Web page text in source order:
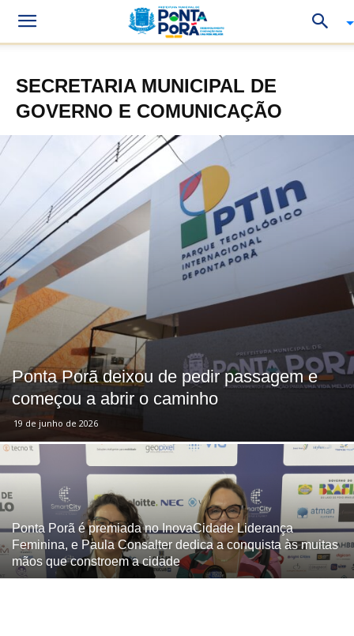
SECRETARIA MUNICIPAL DE
GOVERNO E COMUNICAÇÃO
Ponta Porã deixou de pedir passagem e
começou a abrir o caminho
19 de junho de 2026
Ponta Porã é premiada no InovaCidade Liderança
Feminina, e Paula Consalter dedica a conquista às muitas
mãos que constroem a cidade